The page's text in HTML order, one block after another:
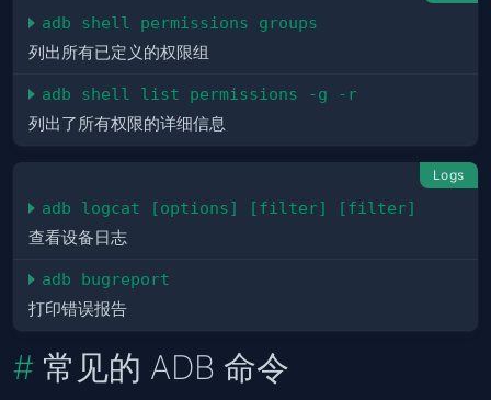
adb shell permissions groups
列出所有已定义的权限组
adb shell list permissions -g -r
列出了所有权限的详细信息
Logs
adb logcat [options] [filter] [filter]
查看设备日志
adb bugreport
打印错误报告
常见的 ADB 命令